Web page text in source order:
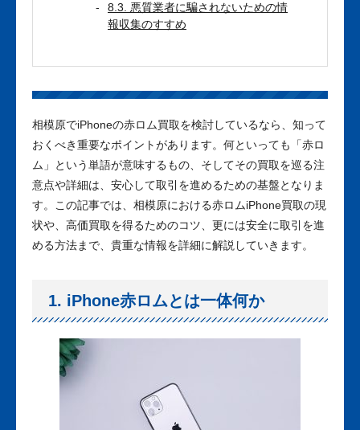
8.3. 悪質業者に騙されないための情
報収集のすすめ
相模原でiPhoneの赤ロム買取を検討しているなら、知って
おくべき重要なポイントがあります。何といっても「赤ロ
ム」という単語が意味するもの、そしてその買取を巡る注
意点や詳細は、安心して取引を進めるための基盤となりま
す。この記事では、相模原における赤ロムiPhone買取の現
状や、高価買取を得るためのコツ、更には安全に取引を進
める方法まで、貴重な情報を詳細に解説していきます。
1. iPhone赤ロムとは一体何か